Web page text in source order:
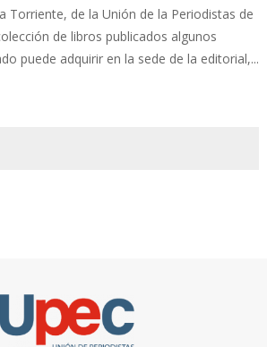
Torriente, de la Unión de la Periodistas de
de libros publicados algunos
puede adquirir en la sede de la editorial,...